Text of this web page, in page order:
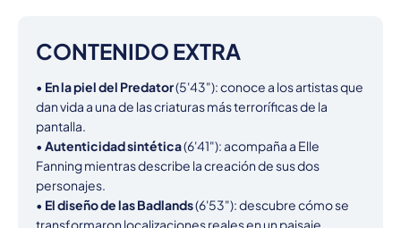
CONTENIDO EXTRA
• En la piel del Predator (5'43"): conoce a los artistas que
dan vida a una de las criaturas más terroríficas de la
pantalla.
• Autenticidad sintética (6'41"): acompaña a Elle
Fanning mientras describe la creación de sus dos
personajes.
• El diseño de las Badlands (6'53"): descubre cómo se
transformaron localizaciones reales en un paisaje